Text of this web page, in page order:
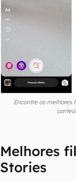
Encontre os melhores
Melhores
Stories